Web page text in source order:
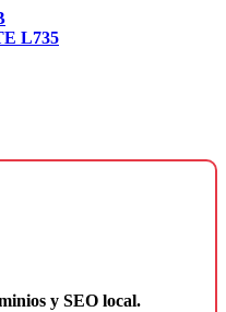
L735
y SEO local.